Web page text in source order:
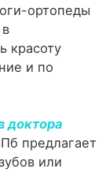
ортопеды
красоту
и по
доктора
предлагает
или